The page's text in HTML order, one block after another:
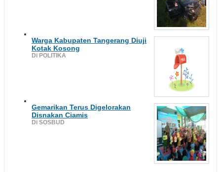
Warga Kabupaten Tangerang Diuji
Kotak Kosong
Di POLITIKA
Gemarikan Terus Digelorakan
Disnakan Ciamis
Di SOSBUD